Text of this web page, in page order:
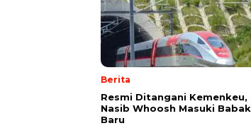
Berita
Resmi Ditangani Kemenkeu,
Nasib Whoosh Masuki Babak
Baru